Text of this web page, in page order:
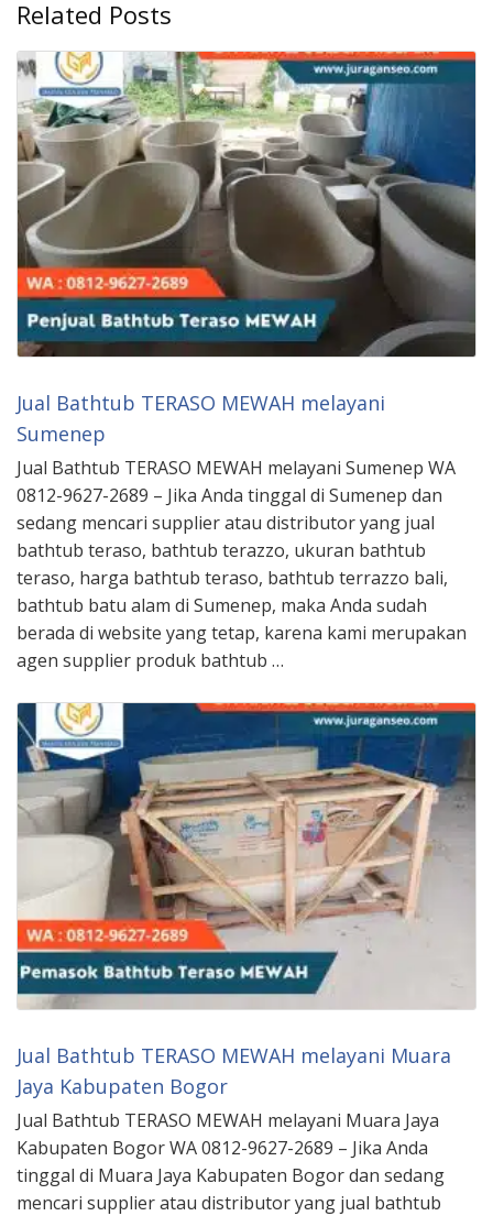
Related Posts
Jual Bathtub TERASO MEWAH melayani
Sumenep
Jual Bathtub TERASO MEWAH melayani Sumenep WA
0812-9627-2689 – Jika Anda tinggal di Sumenep dan
sedang mencari supplier atau distributor yang jual
bathtub teraso, bathtub terazzo, ukuran bathtub
teraso, harga bathtub teraso, bathtub terrazzo bali,
bathtub batu alam di Sumenep, maka Anda sudah
berada di website yang tetap, karena kami merupakan
agen supplier produk bathtub …
Jual Bathtub TERASO MEWAH melayani Muara
Jaya Kabupaten Bogor
Jual Bathtub TERASO MEWAH melayani Muara Jaya
Kabupaten Bogor WA 0812-9627-2689 – Jika Anda
tinggal di Muara Jaya Kabupaten Bogor dan sedang
mencari supplier atau distributor yang jual bathtub